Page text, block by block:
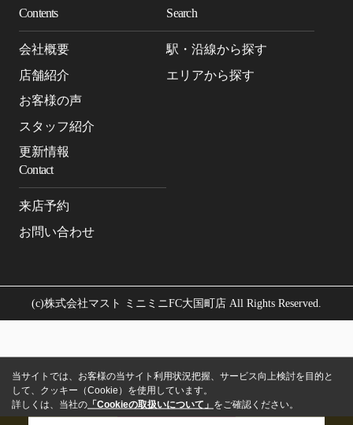
Contents
会社概要
店舗紹介
お客様の声
スタッフ紹介
更新情報
Search
駅・沿線から探す
エリアから探す
Contact
来店予約
お問い合わせ
(c)株式会社マスト ミニミニFC大国町店 All Rights Reserved.
当サイトでは、お客様の当サイト利用状況把握、サービス向上検討を目的と
して、クッキー（Cookie）を使用しています。
詳しくは、当社の 「Cookieの取扱いについて」 をご確認ください。